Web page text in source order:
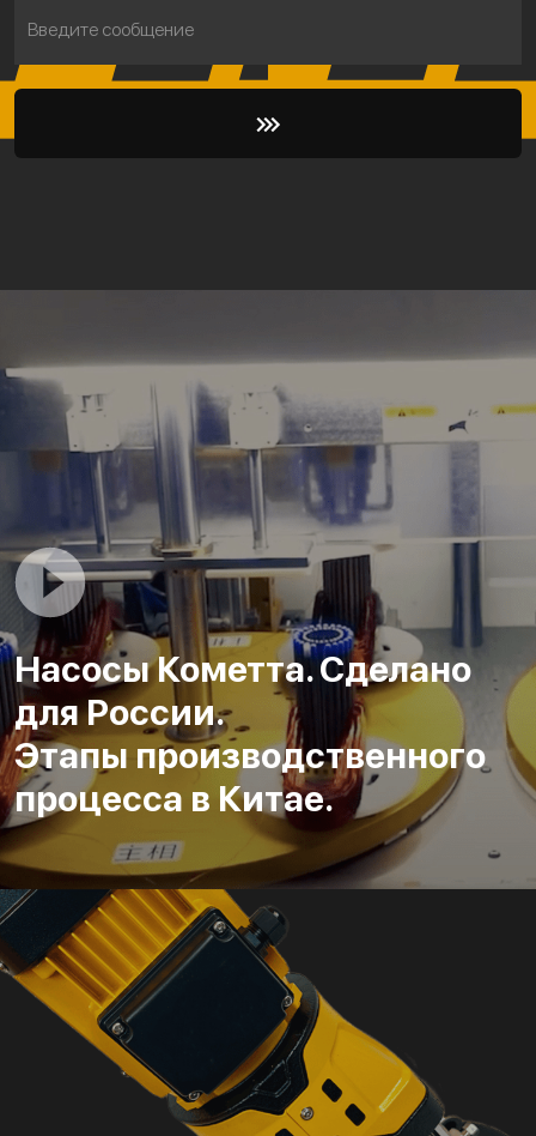
Введите сообщение
Насосы Кометта. Сделано
для России.
Этапы производственного
процесса в Китае.